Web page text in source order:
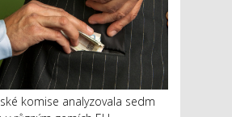
komise analyzovala sedm